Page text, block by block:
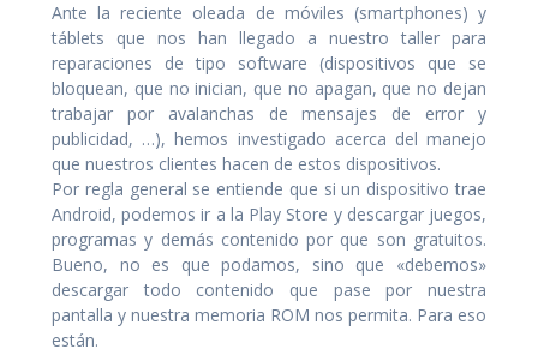
Ante la reciente oleada de móviles (smartphones) y
táblets que nos han llegado a nuestro taller para
reparaciones de tipo software (dispositivos que se
bloquean, que no inician, que no apagan, que no dejan
trabajar por avalanchas de mensajes de error y
publicidad, …), hemos investigado acerca del manejo
que nuestros clientes hacen de estos dispositivos.
Por regla general se entiende que si un dispositivo trae
Android, podemos ir a la Play Store y descargar juegos,
programas y demás contenido por que son gratuitos.
Bueno, no es que podamos, sino que «debemos»
descargar todo contenido que pase por nuestra
pantalla y nuestra memoria ROM nos permita. Para eso
están.